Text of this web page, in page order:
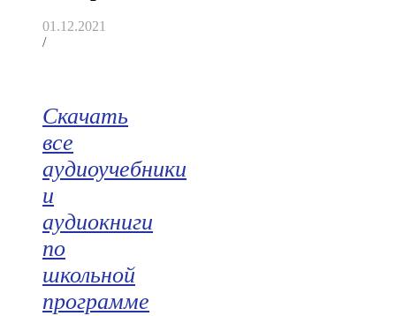
01.12.2021
/
Скачать
все
аудиоучебники
и
аудиокниги
по
школьной
программе